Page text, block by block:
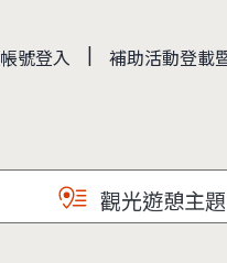
帳號登入 | 補助活動登載
觀光遊憩主